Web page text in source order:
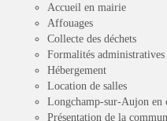
Contacter votre
Informations
Accueil en mairie
Affouages
Collecte des déchets
Formalités administratives
Hébergement
Location de salles
Longchamp-sur-Aujon en
Présentation de la